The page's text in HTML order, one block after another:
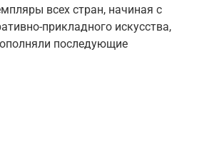
всех стран, начиная с
прикладного искусства,
последующие